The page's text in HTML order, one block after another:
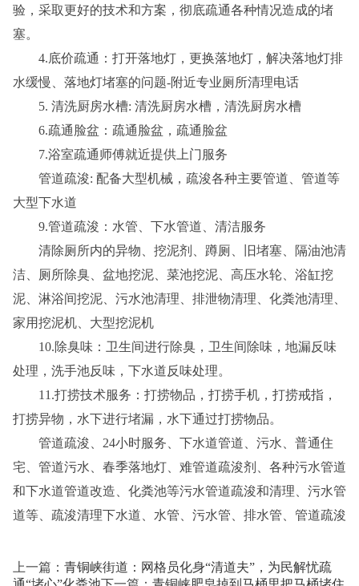
验，采取更好的技术和方案，彻底疏通各种情况造成的堵
塞。
4.底价疏通：打开落地灯，更换落地灯，解决落地灯排
水缓慢、落地灯堵塞的问题-附近专业厕所清理电话
5. 清洗厨房水槽: 清洗厨房水槽，清洗厨房水槽
6.疏通脸盆：疏通脸盆，疏通脸盆
7.浴室疏通师傅就近提供上门服务
管道疏浚: 配备大型机械，疏浚各种主要管道、管道等
大型下水道
9.管道疏浚：水管、下水管道、清洁服务
清除厕所内的异物、挖泥剂、蹲厕、旧堵塞、隔油池清
洁、厕所除臭、盆地挖泥、菜池挖泥、高压水轮、浴缸挖
泥、淋浴间挖泥、污水池清理、排泄物清理、化粪池清理、
家用挖泥机、大型挖泥机
10.除臭味：卫生间进行除臭，卫生间除味，地漏反味
处理，洗手池反味，下水道反味处理。
11.打捞技术服务：打捞物品，打捞手机，打捞戒指，
打捞异物，水下进行堵漏，水下通过打捞物品。
管道疏浚、24小时服务、下水道管道、污水、普通住
宅、管道污水、春季落地灯、难管道疏浚剂、各种污水管道
和下水道管道改造、化粪池等污水管道疏浚和清理、污水管
道等、疏浚清理下水道、水管、污水管、排水管、管道疏浚
上一篇： 青铜峡街道：网格员化身“清道夫”，为民解忧疏